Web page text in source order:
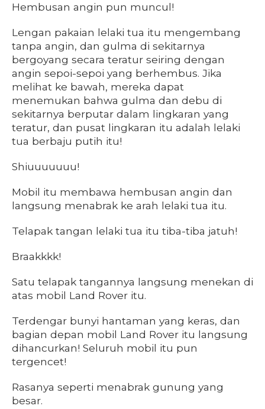
Hembusan angin pun muncul!
Lengan pakaian lelaki tua itu mengembang
tanpa angin, dan gulma di sekitarnya
bergoyang secara teratur seiring dengan
angin sepoi-sepoi yang berhembus. Jika
melihat ke bawah, mereka dapat
menemukan bahwa gulma dan debu di
sekitarnya berputar dalam lingkaran yang
teratur, dan pusat lingkaran itu adalah lelaki
tua berbaju putih itu!
Shiuuuuuuu!
Mobil itu membawa hembusan angin dan
langsung menabrak ke arah lelaki tua itu.
Telapak tangan lelaki tua itu tiba-tiba jatuh!
Braakkkk!
Satu telapak tangannya langsung menekan di
atas mobil Land Rover itu.
Terdengar bunyi hantaman yang keras, dan
bagian depan mobil Land Rover itu langsung
dihancurkan! Seluruh mobil itu pun
tergencet!
Rasanya seperti menabrak gunung yang
besar.